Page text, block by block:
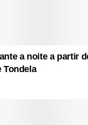
a noite a partir
Tondela